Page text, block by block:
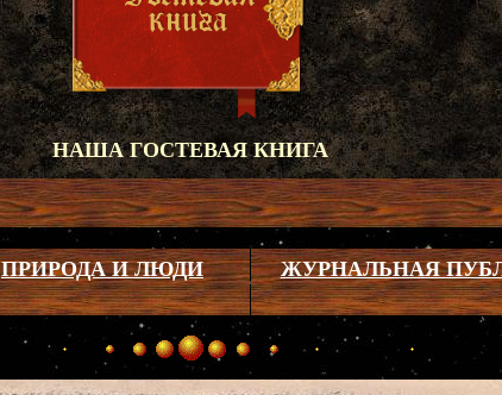
НАША ГОСТЕВАЯ КНИГА
ПРИРОДА И ЛЮДИ ЖУРНАЛЬНАЯ